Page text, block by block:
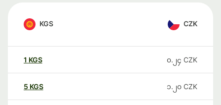
KGS CZK
1 KGS ၀.၂၄ CZK
5 KGS ၁.၂၀ CZK